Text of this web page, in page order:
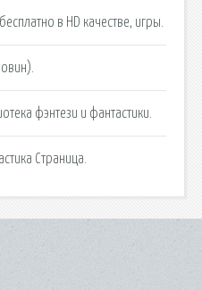
в HD качестве, игры.
фэнтези и фантастики.
Страница.